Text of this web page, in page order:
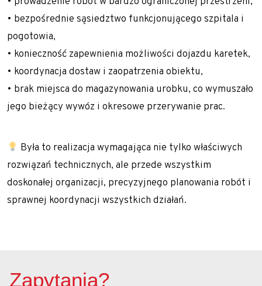
Pale CFA – fundamentowanie bez wibracji
i hałasu
Pale VDW
Zabezpieczenia wykopów
Kotwy gruntowe
nasypów
Palisady – stabilizacja wykopów w
trudnych warunkach gruntowych
Dreny
• bezpośrednie sąsiedztwo funkcjonującego szpitala i
pogotowia,
• konieczność zapewnienia możliwości dojazdu karetek,
• koordynacja dostaw i zaopatrzenia obiektu,
• brak miejsca do magazynowania urobku, co wymuszało
jego bieżący wywóz i okresowe przerywanie prac.
Była to realizacja wymagająca nie tylko właściwych
rozwiązań technicznych, ale przede wszystkim
doskonałej organizacji, precyzyjnego planowania robót i
sprawnej koordynacji wszystkich działań.
Zapytania?